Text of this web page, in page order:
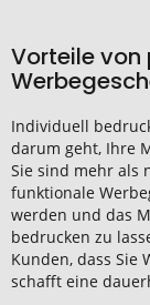
Vorteile von
Individuell
darum geht, Ihre
Sie sind mehr als
funktionale
werden und das
bedrucken zu
Kunden, dass Sie
schafft eine